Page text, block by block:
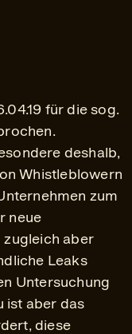
für die sog.
deshalb,
Whistleblowern
zum
neue
zugleich aber
Leaks
Untersuchung
ist aber das
diese